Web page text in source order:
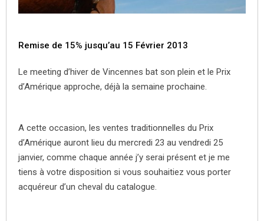
Remise de 15% jusqu’au 15 Février 2013
Le meeting d’hiver de Vincennes bat son plein et le Prix
d’Amérique approche, déjà la semaine prochaine.
A cette occasion, les ventes traditionnelles du Prix
d’Amérique auront lieu du mercredi 23 au vendredi 25
janvier, comme chaque année j’y serai présent et je me
tiens à votre disposition si vous souhaitiez vous porter
acquéreur d’un cheval du catalogue.